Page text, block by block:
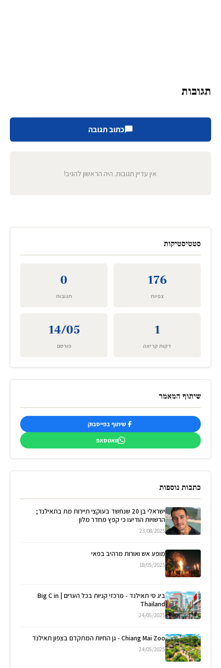
תגובות
כתוב תגובה
אין עדיין תגובות. היה הראשון להגיב!
סטטיסטיקות
176
צפיות
0
תגובות
1
דקות קריאה
14/05
פורסם
שיתוף המאמר
שיתוף בפייסבוק
וואטסאפ
כתבות נוספות
ישראלי בן 20 שנחשד בעוקצי תיירות מת בתאילנד;
הרשויות הודיעו כי קפץ מחדר מלון
23/08/2025
מופע אש ואורות מרהיב בפאי
18/05/2025
ביג סי תאילנד - מרכזי קניות בכל הערים | Big C in
Thailand
24/05/2025
Chiang Mai Zoo - גן החיות המתקדם בצפון תאילנד
24/05/2025